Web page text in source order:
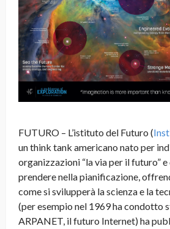
FUTURO – L’istituto del Futuro (
un think tank americano nato per
organizzazioni “la via per il futuro”
prendere nella pianificazione,
come si svilupperà la scienza e la
(per esempio nel 1969 ha condotto
ARPANET, il futuro Internet) ha